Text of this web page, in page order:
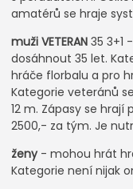
amatérů se hraje
muži VETERAN 35 3+1
dosáhnout 35 let.
hráče florbalu a pro
Kategorie veteránů
12 m. Zápasy se
2500,- za tým. Je
ženy- mohou hrát
Kategorie není nijak